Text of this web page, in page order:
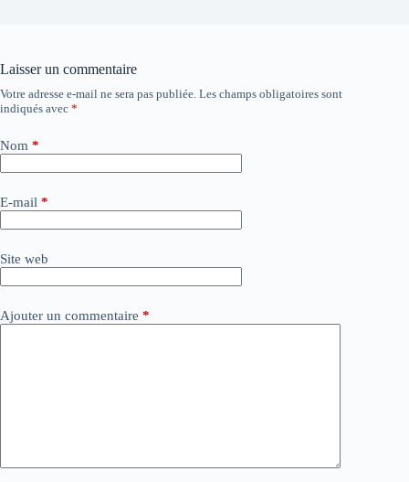
Laisser un commentaire
Votre adresse e-mail ne sera pas publiée. Les champs obligatoires sont
indiqués avec *
Nom *
E-mail *
Site web
Ajouter un commentaire *
A
l
e
n
a
t
i
e